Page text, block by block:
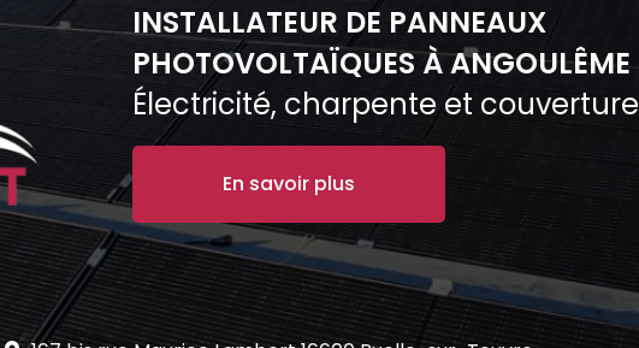
INSTALLATEUR DE PANNEAUX
PHOTOVOLTAÏQUES À ANGOULÊME
Électricité, charpente et couverture
En savoir plus